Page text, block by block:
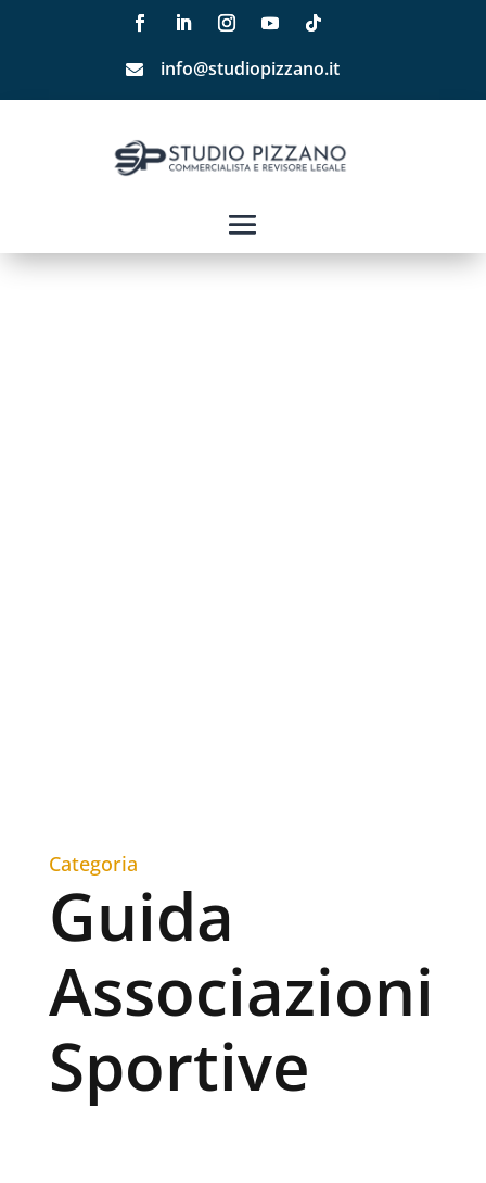
 info@studiopizzano.it
Categoria
Guida
Associazioni
Sportive